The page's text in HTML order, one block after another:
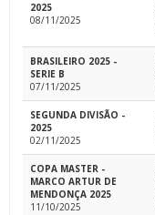
2025
08/11/2025
BRASILEIRO 2025 -
SERIE B
07/11/2025
SEGUNDA DIVISÃO -
2025
02/11/2025
COPA MASTER -
MARCO ARTUR DE
MENDONÇA 2025
11/10/2025